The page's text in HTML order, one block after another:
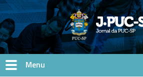
Pular para o conteúdo principal